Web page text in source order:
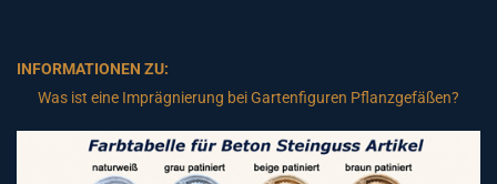
INFORMATIONEN ZU:
Was ist eine Imprägnierung bei Gartenfiguren Pflanzgefäßen?